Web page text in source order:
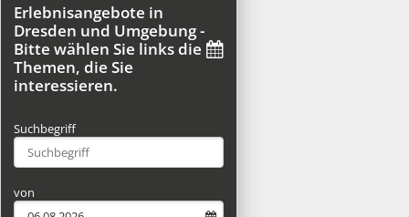
Erlebnisangebote in
Dresden und Umgebung -
Bitte wählen Sie links die
Themen, die Sie
interessieren.
Suchbegriff
von